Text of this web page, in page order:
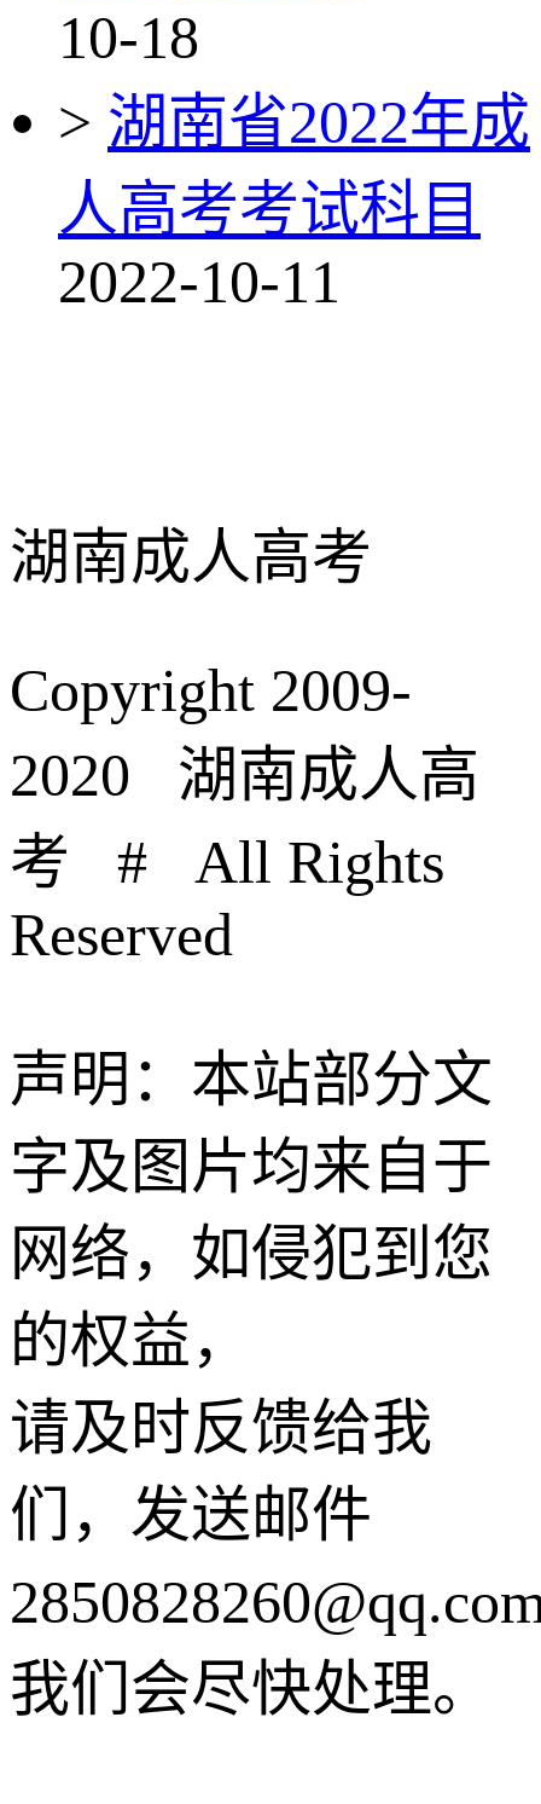
10-18
> 湖南省2022年成
人高考考试科目
2022-10-11
湖南成人高考
Copyright 2009-
2020 湖南成人高
考 # All Rights
Reserved
声明：本站部分文
字及图片均来自于
网络，如侵犯到您
的权益，
请及时反馈给我
们，发送邮件
我们会尽快处理。